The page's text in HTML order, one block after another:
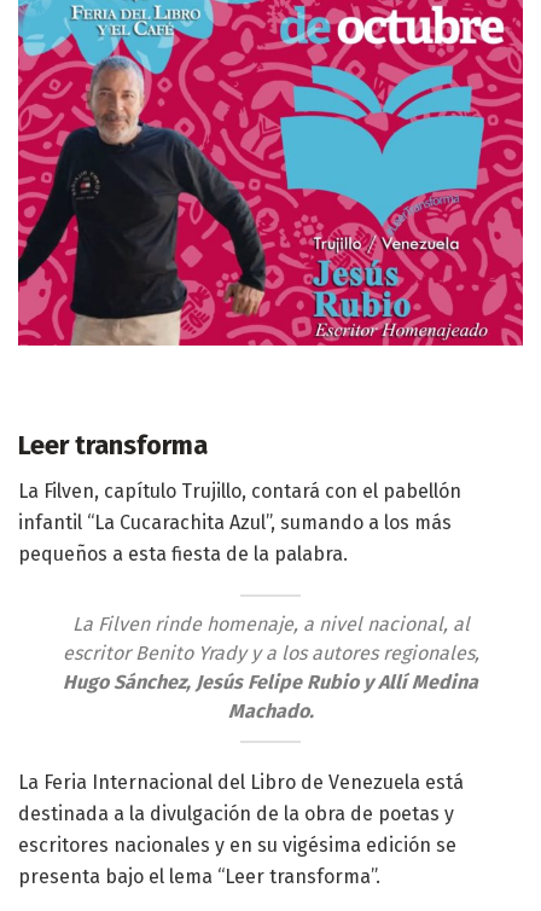
Leer transforma
La Filven, capítulo Trujillo, contará con el pabellón
infantil “La Cucarachita Azul”, sumando a los más
pequeños a esta fiesta de la palabra.
La Filven rinde homenaje, a nivel nacional, al
escritor Benito Yrady y a los autores regionales,
Hugo Sánchez, Jesús Felipe Rubio y Allí Medina
Machado.
La Feria Internacional del Libro de Venezuela está
destinada a la divulgación de la obra de poetas y
escritores nacionales y en su vigésima edición se
presenta bajo el lema “Leer transforma”.